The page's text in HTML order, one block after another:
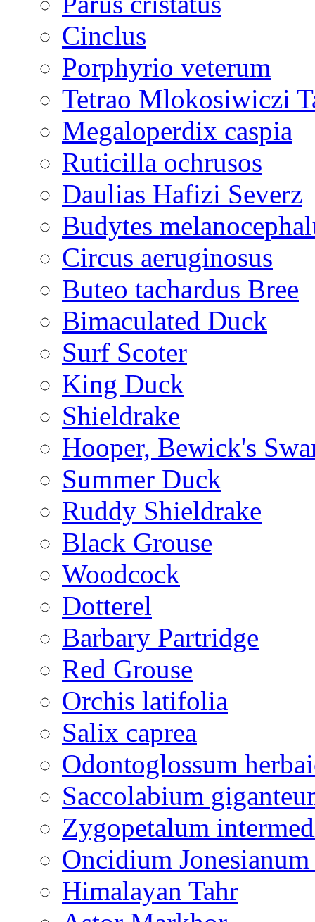
Cinclus
Porphyrio veterum
Tetrao Mlokosiwiczi
Megaloperdix caspia
Ruticilla ochrusos
Daulias Hafizi Severz
Budytes
Circus aeruginosus
Buteo tachardus Bree
Bimaculated Duck
Surf Scoter
King Duck
Shieldrake
Hooper, Bewick's
Summer Duck
Ruddy Shieldrake
Black Grouse
Woodcock
Dotterel
Barbary Partridge
Red Grouse
Orchis latifolia
Salix caprea
Odontoglossum
Saccolabium
Zygopetalum
Oncidium
Himalayan Tahr